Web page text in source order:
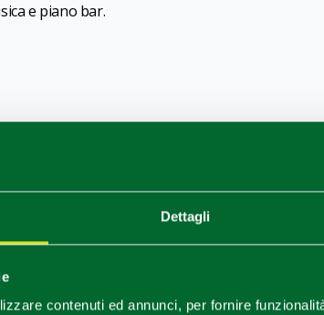
Dettagli
contenuti ed annunci, per fornire
e piano bar.